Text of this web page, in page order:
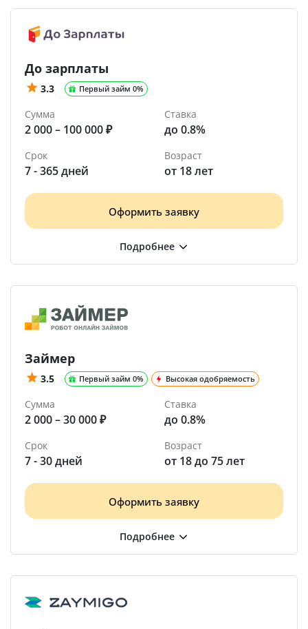
До зарплаты
3.3 Первый займ 0%
Сумма
2 000 – 100 000 ₽
Ставка
до 0.8%
Срок
7 - 365 дней
Возраст
от 18 лет
Оформить заявку
Займер
3.5 Первый займ 0% Высокая одобряемость
Сумма
2 000 – 30 000 ₽
Ставка
до 0.8%
Срок
7 - 30 дней
Возраст
от 18 до 75 лет
Оформить заявку